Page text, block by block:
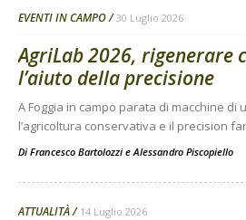
EVENTI IN CAMPO 30 Luglio 2026
AgriLab 2026, rigenerare
l’aiuto della precisione
A Foggia in campo parata di macchine di
l’agricoltura conservativa e il precision
Di Francesco Bartolozzi e Alessandro Piscopiello
ATTUALITÀ 14 Luglio 2026